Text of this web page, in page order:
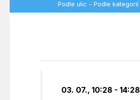
Podle ulic - Podle kategorií
03. 07., 10:28 - 14:28